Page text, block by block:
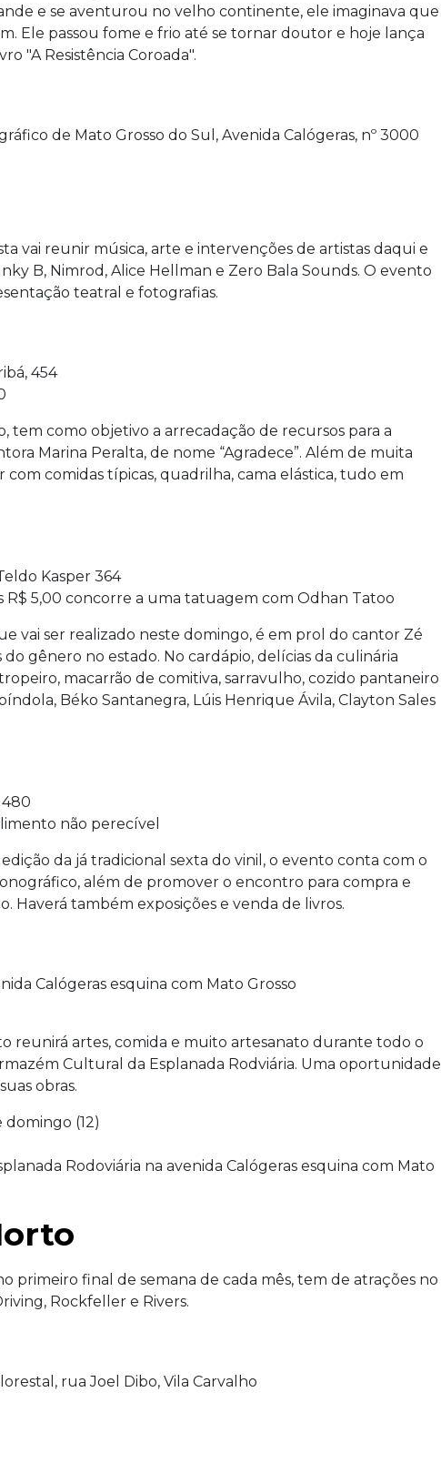
e se aventurou no velho continente, ele imaginava que
Ele passou fome e frio até se tornar doutor e hoje lança
"A Resistência Coroada".
de Mato Grosso do Sul, Avenida Calógeras, nº 3000
vai reunir música, arte e intervenções de artistas daqui e
B, Nimrod, Alice Hellman e Zero Bala Sounds. O evento
teatral e fotografias.
454
tem como objetivo a arrecadação de recursos para a
Marina Peralta, de nome “Agradece”. Além de muita
com comidas típicas, quadrilha, cama elástica, tudo em
Kasper 364
R$ 5,00 concorre a uma tatuagem com Odhan Tatoo
vai ser realizado neste domingo, é em prol do cantor Zé
gênero no estado. No cardápio, delícias da culinária
macarrão de comitiva, sarravulho, cozido pantaneiro
Béko Santanegra, Lúis Henrique Ávila, Clayton Sales
480
não perecível
da já tradicional sexta do vinil, o evento conta com o
além de promover o encontro para compra e
Haverá também exposições e venda de livros.
Calógeras esquina com Mato Grosso
reunirá artes, comida e muito artesanato durante todo o
Cultural da Esplanada Rodviária. Uma oportunidade
obras.
domingo (12)
Rodoviária na avenida Calógeras esquina com Mato
primeiro final de semana de cada mês, tem de atrações no
Rockfeller e Rivers.
rua Joel Dibo, Vila Carvalho